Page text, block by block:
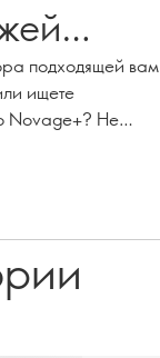
подходящей вам
ищете
Novage+? Не
класса